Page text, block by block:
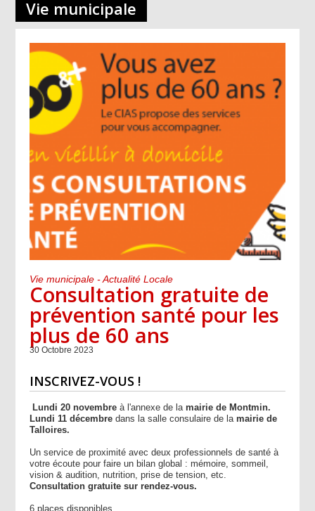
Vie municipale
Vie municipale - Actualité Locale
Consultation gratuite de
prévention santé pour les
plus de 60 ans
30 Octobre 2023
INSCRIVEZ-VOUS !
Lundi 20 novembre à l'annexe de lamairie de Montmin.
Lundi 11 décembre dans la salle consulaire de lamairie de
Talloires.
Un service de proximité avec deux professionnels de santé à
votre écoute pour faire un bilan global : mémoire, sommeil,
vision & audition, nutrition, prise de tension, etc.
Consultation gratuite sur rendez-vous.
6 places disponibles